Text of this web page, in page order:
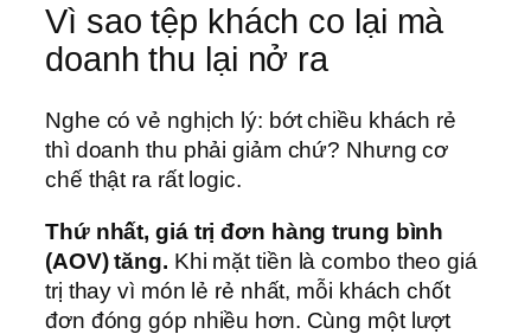
Vì sao tệp khách co lại mà
doanh thu lại nở ra
Nghe có vẻ nghịch lý: bớt chiều khách rẻ
thì doanh thu phải giảm chứ? Nhưng cơ
chế thật ra rất logic.
Thứ nhất, giá trị đơn hàng trung bình
(AOV) tăng. Khi mặt tiền là combo theo giá
trị thay vì món lẻ rẻ nhất, mỗi khách chốt
đơn đóng góp nhiều hơn. Cùng một lượt